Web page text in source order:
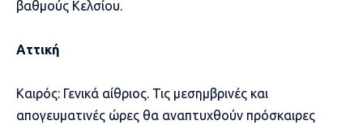
βαθμούς Κελσίου.
Αττική
Καιρός: Γενικά αίθριος. Τις μεσημβρινές και
απογευματινές ώρες θα αναπτυχθούν πρόσκαιρες